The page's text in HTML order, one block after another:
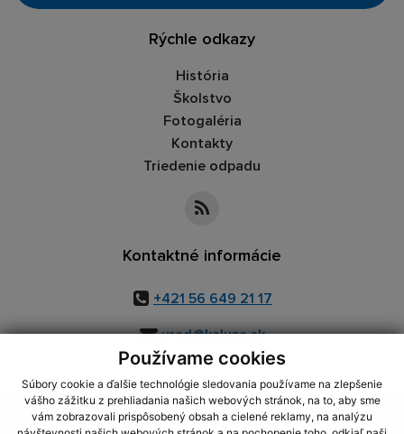
Používame cookies
Súbory cookie a ďalšie technológie sledovania používame na zlepšenie
vášho zážitku z prehliadania našich webových stránok, na to, aby sme
vám zobrazovali prispôsobený obsah a cielené reklamy, na analýzu
Rýchle odkazy
História
Školstvo
Fotogaléria
Kontakty
Triedenie odpadu
Kontaktné informácie
+421 56 649 21 17
urad@kaluza.sk
využite možnosť získavania aktuálnych informácií s využitím RSS